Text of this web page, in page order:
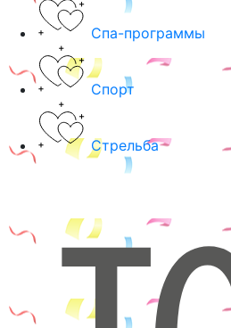
Спа-программы
Спорт
Стрельба